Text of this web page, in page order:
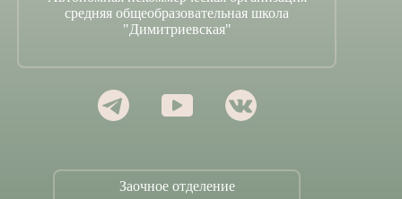
средняя общеобразовательная школа
"Димитриевская"
Заочное отделение